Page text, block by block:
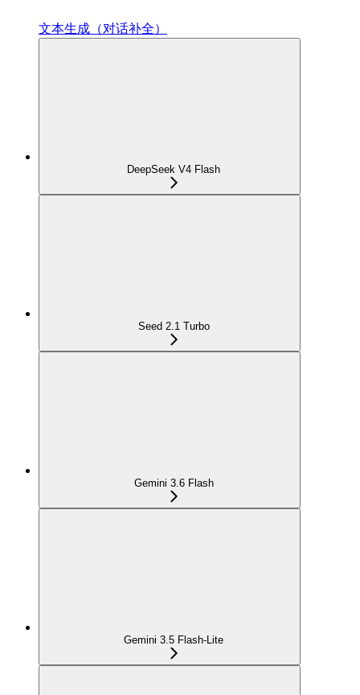
文本生成（对话补全）
DeepSeek V4 Flash
Seed 2.1 Turbo
Gemini 3.6 Flash
Gemini 3.5 Flash-Lite